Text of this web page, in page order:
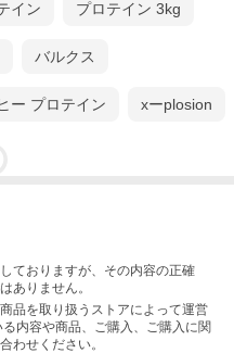
イン プロテイン 3kg
バルクス
ー プロテイン xーplosion
ておりますが、その内容の正確
ありません。
商品を取り扱うストアによって運営
る内容や商品、ご購入 、ご購入に関
わせください。